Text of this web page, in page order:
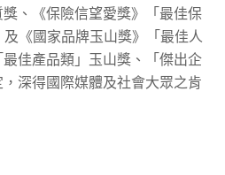
、《保險信望愛獎》「最佳保
《國家品牌玉山獎》「最佳人
佳產品類」玉山獎、「傑出企
深得國際媒體及社會大眾之肯